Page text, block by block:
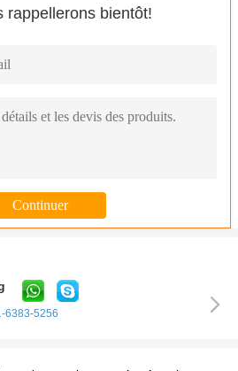
rappellerons bientôt!
6383-5256